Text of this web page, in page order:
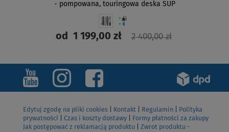
- pompowana, touringowa deska SUP
od1 199,00 zł 2 400,00 zł
ZOBACZ
Edytuj zgodę na pliki cookies Kontakt Regulamin
Polityka
prywatności
Czas i koszty dostawy
Formy płatności za zakupy
Jak postępować z reklamacją produktu
Zwrot produktu -